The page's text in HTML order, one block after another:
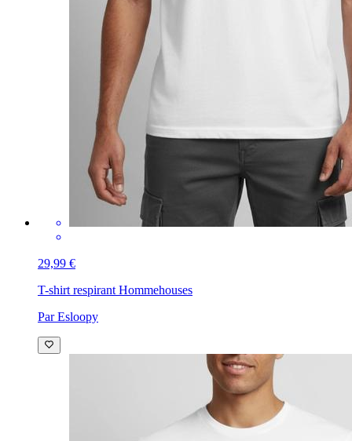
29,99 €
T-shirt respirant Hommehouses
Par Esloopy